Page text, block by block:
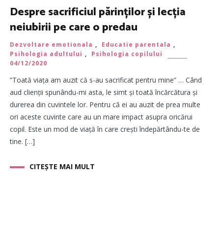
Despre sacrificiul părinților și lecția
neiubirii pe care o predau
Dezvoltare emotionala , Educatie parentala ,
Psihologia adultului ,
Psihologia copilului
04/12/2020
”Toată viața am auzit că s-au sacrificat pentru mine” … Când
aud clienții spunându-mi asta, le simt și toată încărcătura și
durerea din cuvintele lor. Pentru că ei au auzit de prea multe
ori aceste cuvinte care au un mare impact asupra oricărui
copil. Este un mod de viață în care crești îndepărtându-te de
tine. […]
CITEȘTE MAI MULT